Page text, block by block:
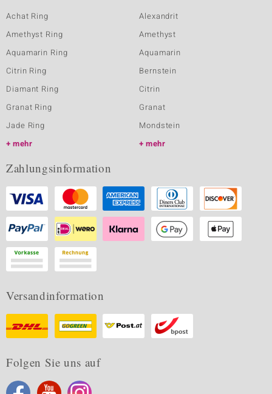
Achat Ring
Amethyst Ring
Aquamarin Ring
Citrin Ring
Diamant Ring
Granat Ring
Jade Ring
mehr
Alexandrit
Amethyst
Aquamarin
Bernstein
Citrin
Granat
Mondstein
mehr
Zahlungsinformation
Versandinformation
Folgen Sie uns auf